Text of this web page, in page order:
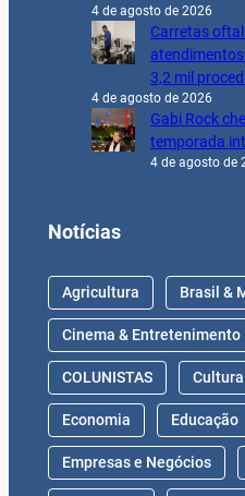
4 de agosto de 2026
Carretas
3,2 mil
4 de agosto de 2026
Gabi Rock
temporada
4 de agosto de
Notícias
Agricultura Brasil &
Cinema & Entretenimento
COLUNISTAS Cultura
Economia Educação
Empresas e Negócios